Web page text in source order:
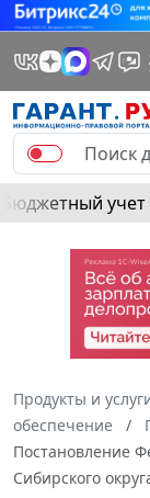
Бюджетный учет
Продукты и
обеспечение
Постановление
Сибирского